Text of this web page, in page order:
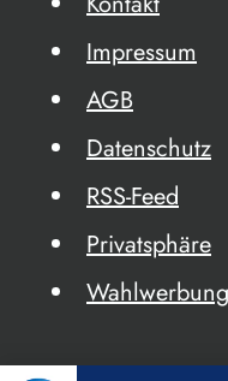
Impressum
AGB
Datenschutz
RSS-Feed
Privatsphäre
Wahlwerbung